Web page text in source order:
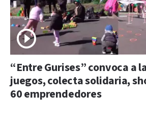
“Entre Gurises” convoca a
juegos, colecta solidaria,
60 emprendedores